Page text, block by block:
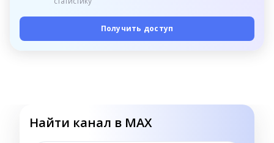
Получить доступ
Найти канал в MAX